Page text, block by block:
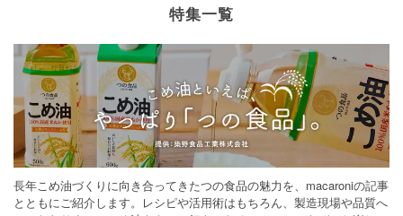
特集一覧
長年こめ油づくりに向き合ってきたつの食品の魅力を、macaroniの記事
とともにご紹介します。レシピや活用術はもちろん、製造現場や品質へ